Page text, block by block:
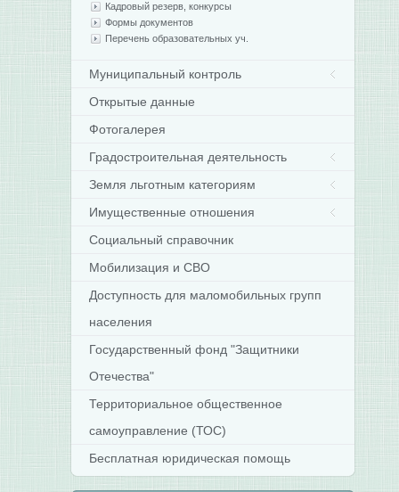
Кадровый резерв, конкурсы
Формы документов
Перечень образовательных уч.
Муниципальный контроль
Открытые данные
Фотогалерея
Градостроительная деятельность
Земля льготным категориям
Имущественные отношения
Социальный справочник
Мобилизация и СВО
Доступность для маломобильных групп
населения
Государственный фонд "Защитники
Отечества"
Территориальное общественное
самоуправление (ТОС)
Бесплатная юридическая помощь